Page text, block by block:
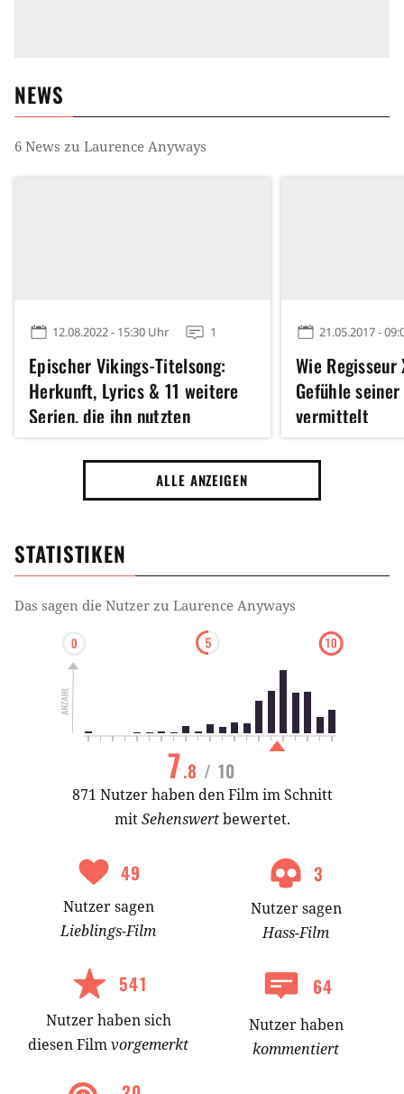
NEWS
6 News zu Laurence Anyways
12.08.2022 - 15:30 Uhr 1
Epischer Vikings-Titelsong:
Herkunft, Lyrics & 11 weitere
Serien, die ihn nutzten
21.05.2017 -
Wie
Gefühle
vermittelt
ALLE ANZEIGEN
STATISTIKEN
Das sagen die Nutzer zu Laurence Anyways
7.8 / 10
871 Nutzer haben den Film im Schnitt
mitSehenswertbewertet.
49
Nutzersagen
Lieblings-Film
3
Nutzersagen
Hass-Film
541
Nutzerhabensich
diesen Filmvorgemerkt
64
Nutzer haben
kommentiert